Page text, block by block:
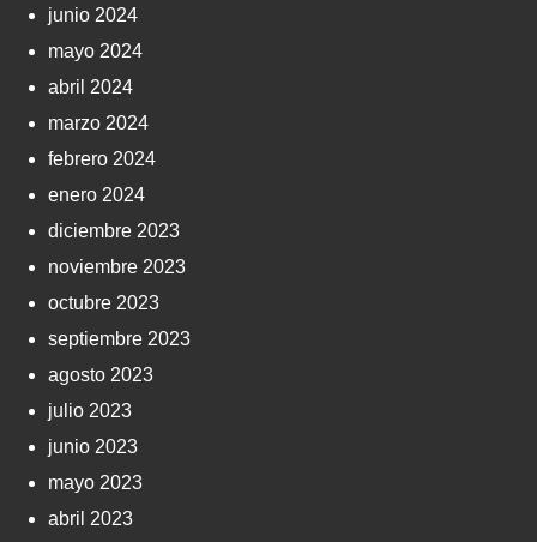
junio 2024
mayo 2024
abril 2024
marzo 2024
febrero 2024
enero 2024
diciembre 2023
noviembre 2023
octubre 2023
septiembre 2023
agosto 2023
julio 2023
junio 2023
mayo 2023
abril 2023